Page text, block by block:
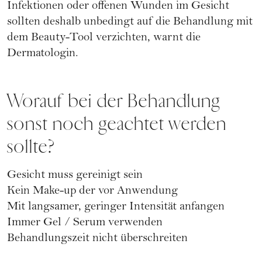
Infektionen oder offenen Wunden im Gesicht
sollten deshalb unbedingt auf die Behandlung mit
dem Beauty-Tool verzichten, warnt die
Dermatologin.
Worauf bei der Behandlung
sonst noch geachtet werden
sollte?
Gesicht muss gereinigt sein
Kein Make-up der vor Anwendung
Mit langsamer, geringer Intensität anfangen
Immer Gel / Serum verwenden
Behandlungszeit nicht überschreiten